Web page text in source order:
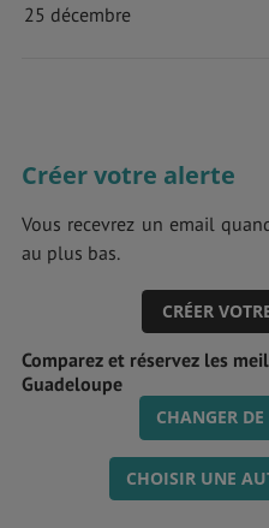
25 décembre
Créer votre alerte
Vous recevrez un email
au plus bas.
CRÉER
Comparez et réservez les
Guadeloupe
CHANGER
CHOISIR UNE